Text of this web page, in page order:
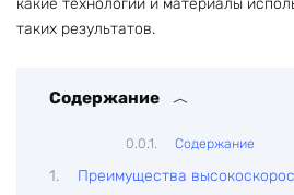
какие технологии и материалы
таких результатов.
Содержание
Содержание
Преимущества